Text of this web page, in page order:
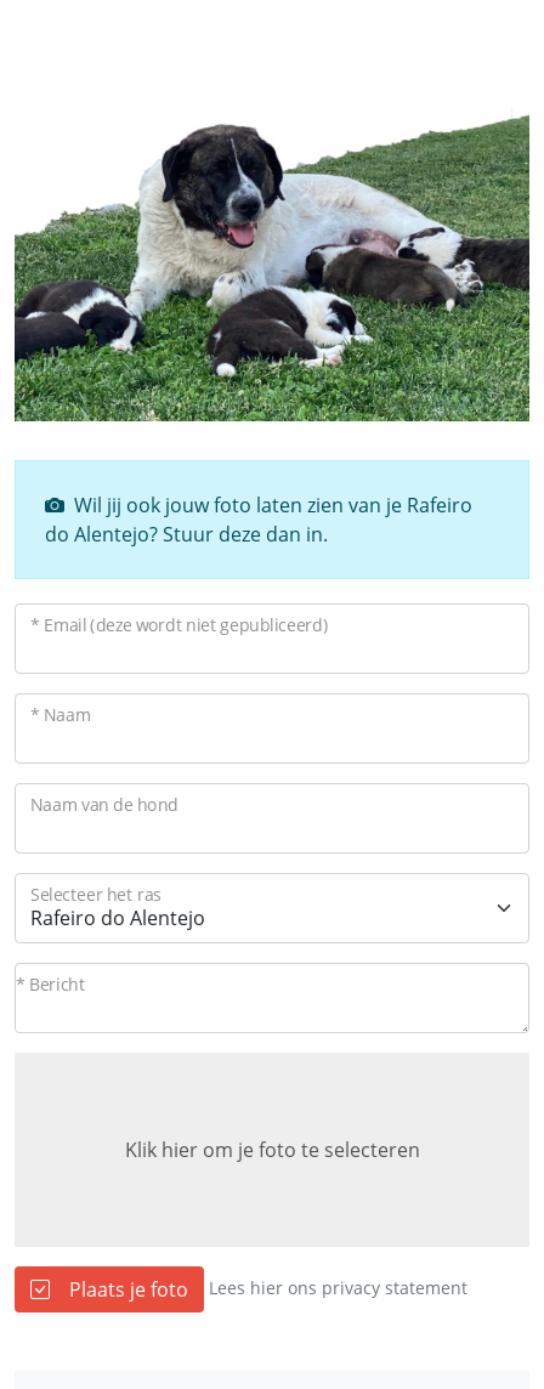
Wil jij ook jouw foto laten zien van je Rafeiro
do Alentejo? Stuur deze dan in.
* Email (deze wordt niet gepubliceerd)
* Naam
Naam van de hond
Selecteer het ras
* Bericht
Klik hier om je foto te selecteren
Plaats je foto Lees hier ons privacy statement